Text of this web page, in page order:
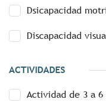
Dsicapacidad
Discapacidad
ACTIVIDADES
Actividad de 3 a 6